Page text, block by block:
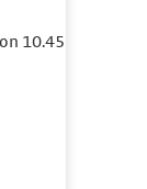
10.45